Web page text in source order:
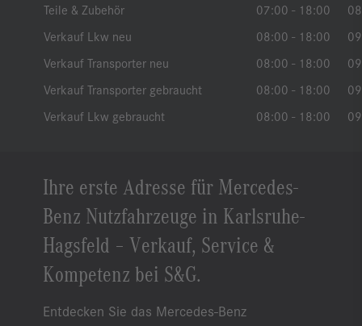
Teile & Zubehör
07:00 - 18:00
Verkauf Lkw neu
08:00 - 18:00
Verkauf Transporter neu
08:00 - 18:00
Verkauf Transporter gebraucht
08:00 - 18:00
Verkauf Lkw gebraucht
08:00 - 18:00
Ihre erste Adresse für Mercedes-
Benz Nutzfahrzeuge in Karlsruhe-
Hagsfeld – Verkauf, Service &
Kompetenz bei S&G.
Entdecken Sie das Mercedes-Benz